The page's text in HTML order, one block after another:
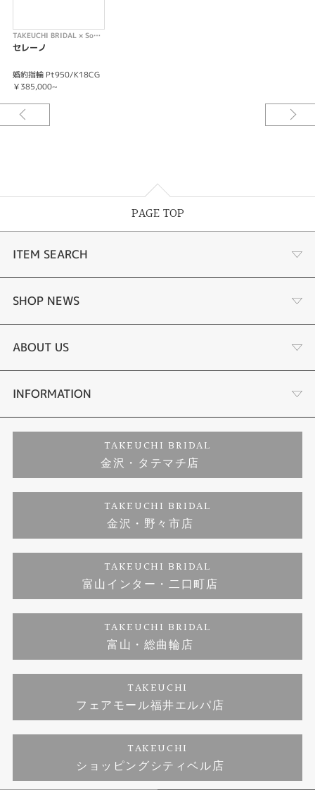
TAKEUCHI BRIDAL × Something Blue
セレーノ
婚約指輪 Pt950/K18CG
￥385,000~
PAGE TOP
ITEM SEARCH
婚約指輪
結婚指輪
セットリング
婚約ネックレス
ダイヤモンド
ジュエリーリフォーム
SHOP NEWS
選ばれる理由まとめ
お客様の声
プロポーズサポート
ブランドリスト
福井指輪工房｜手作りペアリング
福井指輪工房｜手作り結婚指輪 and 婚約指輪
福井工房｜手作り婚約指輪プロポーズプラン
ABOUT US
会社概要
お客様の声
INFORMATION
プライバシーポリシー
TAKEUCHI BRIDAL
金沢・タテマチ店
TAKEUCHI BRIDAL
金沢・野々市店
TAKEUCHI BRIDAL
富山インター・二口町店
TAKEUCHI BRIDAL
富山・総曲輪店
TAKEUCHI
フェアモール福井エルパ店
TAKEUCHI
ショッピングシティベル店